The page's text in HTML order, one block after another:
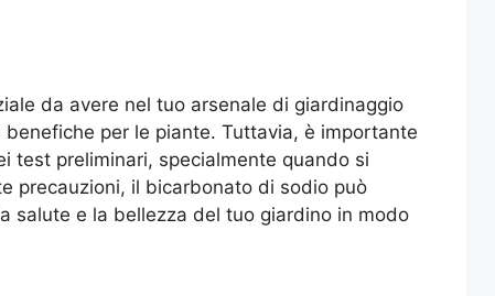
da avere nel tuo arsenale di giardinaggio
per le piante. Tuttavia, è importante
test preliminari, specialmente quando si
precauzioni, il bicarbonato di sodio può
salute e la bellezza del tuo giardino in modo